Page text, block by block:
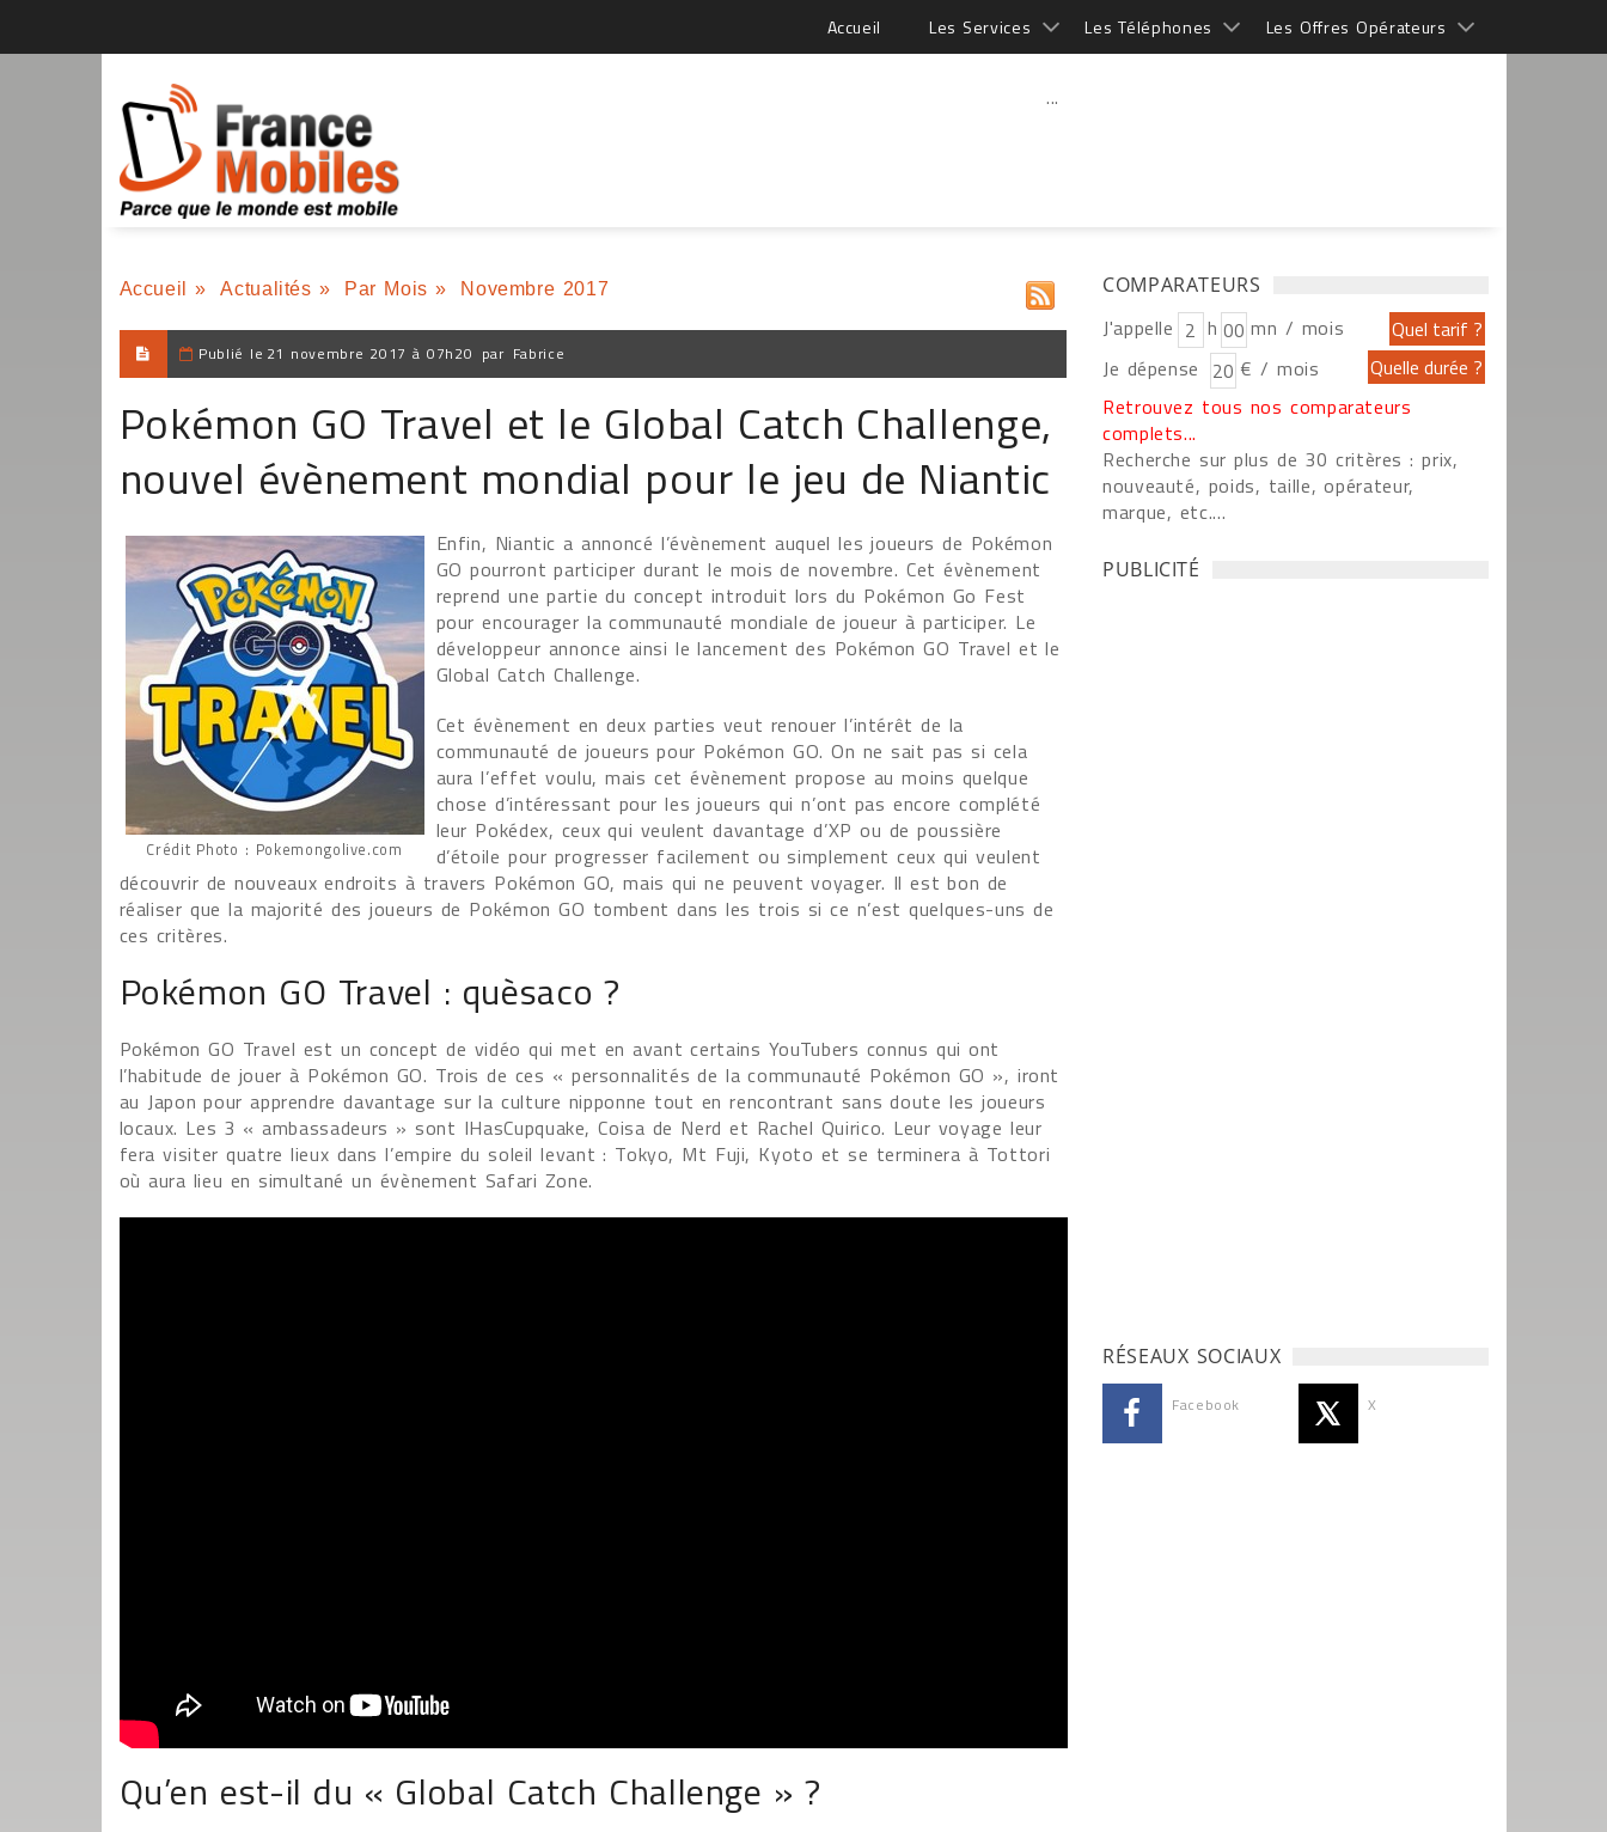
Accueil Les Services Les Téléphones Les Offres Opérateurs
...
Accueil » Actualités » Par Mois » Novembre 2017
Publié le 21 novembre 2017 à 07h20 par Fabrice
Pokémon GO Travel et le Global Catch Challenge,
nouvel évènement mondial pour le jeu de Niantic
Crédit Photo : Pokemongolive.com
Enfin, Niantic a annoncé l’évènement auquel les joueurs de Pokémon
GO pourront participer durant le mois de novembre. Cet évènement
reprend une partie du concept introduit lors du Pokémon Go Fest
pour encourager la communauté mondiale de joueur à participer. Le
développeur annonce ainsi le lancement des Pokémon GO Travel et le
Global Catch Challenge.
Cet évènement en deux parties veut renouer l’intérêt de la
communauté de joueurs pour Pokémon GO. On ne sait pas si cela
aura l’effet voulu, mais cet évènement propose au moins quelque
chose d’intéressant pour les joueurs qui n’ont pas encore complété
leur Pokédex, ceux qui veulent davantage d’XP ou de poussière
d’étoile pour progresser facilement ou simplement ceux qui veulent
découvrir de nouveaux endroits à travers Pokémon GO, mais qui ne peuvent voyager. Il est bon de
réaliser que la majorité des joueurs de Pokémon GO tombent dans les trois si ce n’est quelques-uns de
ces critères.
Pokémon GO Travel : quèsaco ?
Pokémon GO Travel est un concept de vidéo qui met en avant certains YouTubers connus qui ont
l’habitude de jouer à Pokémon GO. Trois de ces « personnalités de la communauté Pokémon GO », iront
au Japon pour apprendre davantage sur la culture nipponne tout en rencontrant sans doute les joueurs
locaux. Les 3 « ambassadeurs » sont IHasCupquake, Coisa de Nerd et Rachel Quirico. Leur voyage leur
fera visiter quatre lieux dans l’empire du soleil levant : Tokyo, Mt Fuji, Kyoto et se terminera à Tottori
où aura lieu en simultané un évènement Safari Zone.
Qu’en est-il du « Global Catch Challenge » ?
COMPARATEURS
J'appelle h
mn / mois
Je dépense
€ / mois
Retrouvez tous nos comparateurs
complets...
Recherche sur plus de 30 critères : prix,
nouveauté, poids, taille, opérateur,
marque, etc....
PUBLICITÉ
RÉSEAUX SOCIAUX
Facebook X